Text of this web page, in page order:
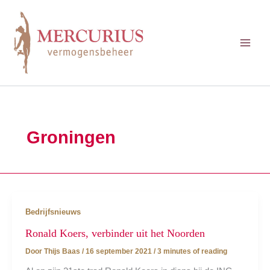
inhoud
Groningen
Bedrijfsnieuws
Ronald Koers, verbinder uit het Noorden
Door Thijs Baas / 16 september 2021 / 3 minutes of reading